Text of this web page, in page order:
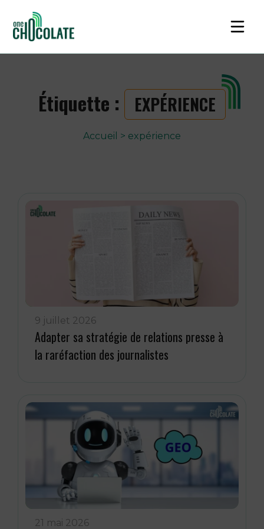
Étiquette : EXPÉRIENCE
Accueil > expérience
9 juillet 2026
Adapter sa stratégie de relations presse à
la raréfaction des journalistes
21 mai 2026